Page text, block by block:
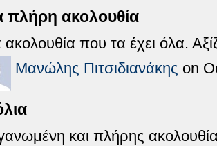
πλήρη ακολουθία
ακολουθία που τα έχει όλα.
Μανώλης Πιτσιδιανάκης on
και πλήρης